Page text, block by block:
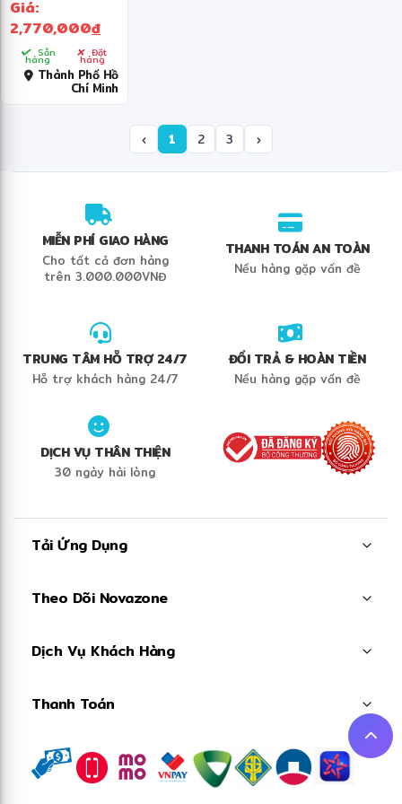
KGWD45P2
Giá:
2,770,000đ
Sẵn
hàng Đặt
hàng
Thành Phố Hồ
Chí Minh
‹ 1 2 3 ›
MIỄN PHÍ GIAO HÀNG
Cho tất cả đơn hàng
trên 3.000.000VNĐ
THANH TOÁN AN TOÀN
Nếu hàng gặp vấn đề
TRUNG TÂM HỖ TRỢ 24/7
Hỗ trợ khách hàng 24/7
ĐỔI TRẢ & HOÀN TIỀN
Nếu hàng gặp vấn đề
DỊCH VỤ THÂN THIỆN
30 ngày hài lòng
Tải Ứng Dụng
Theo Dõi Novazone
Dịch Vụ Khách Hàng
Thanh Toán